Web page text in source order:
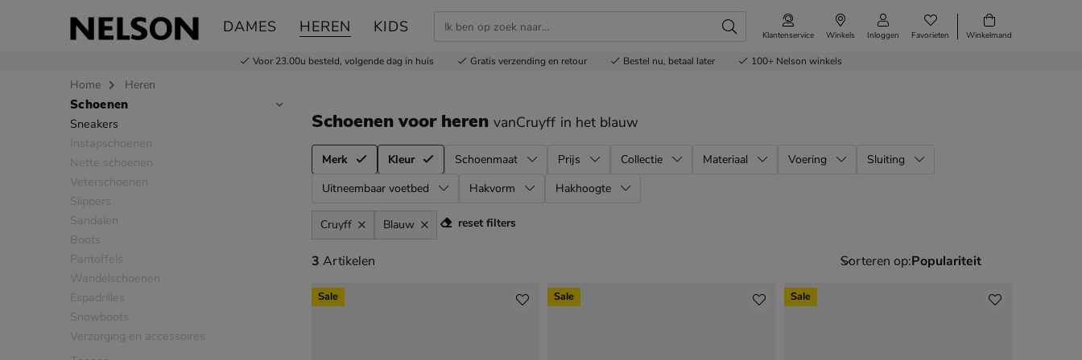
DAMES HEREN KIDS Klantenservice Winkels Inloggen Favorieten Winkelmand
Voor 23.00u besteld, volgende dag in huis Gratis verzending en retour Bestel nu, betaal later 100+ Nelson winkels
Home Heren
Sla categorieën over
Schoenen
Sneakers
Instapschoenen
Nette schoenen
Veterschoenen
Slippers
Sandalen
Boots
Pantoffels
Wandelschoenen
Espadrilles
Snowboots
Verzorging en accessoires
Schoenen voor heren vanCruyff in het blauw
Merk Kleur Schoenmaat Prijs Collectie Materiaal Voering
Sluiting
Uitneembaar voetbed
Hakvorm Hakhoogte
Cruyff Blauw reset filters
3 artikelen
3 Artikelen Sorteren op:
Sale Sale Sale